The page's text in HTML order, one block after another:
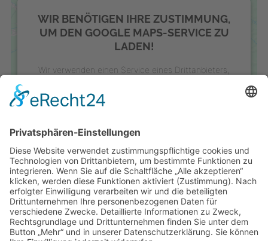
WIR BENÖTIGEN IHRE ZUSTIMMUNG,
UM DEN GOOGLE MAPS-SERVICE ZU
LADEN!
Wir verwenden einen Service eines Drittanbieters,
Daten zu Ihren Aktivitäten sammeln. Bitte lesen Sie
die Details durch und stimmen Sie der Nutzung des
MEHR INFORMATIONEN
AKZEPTIEREN
powered byUsercentrics Consent Management
Platform&eRecht24